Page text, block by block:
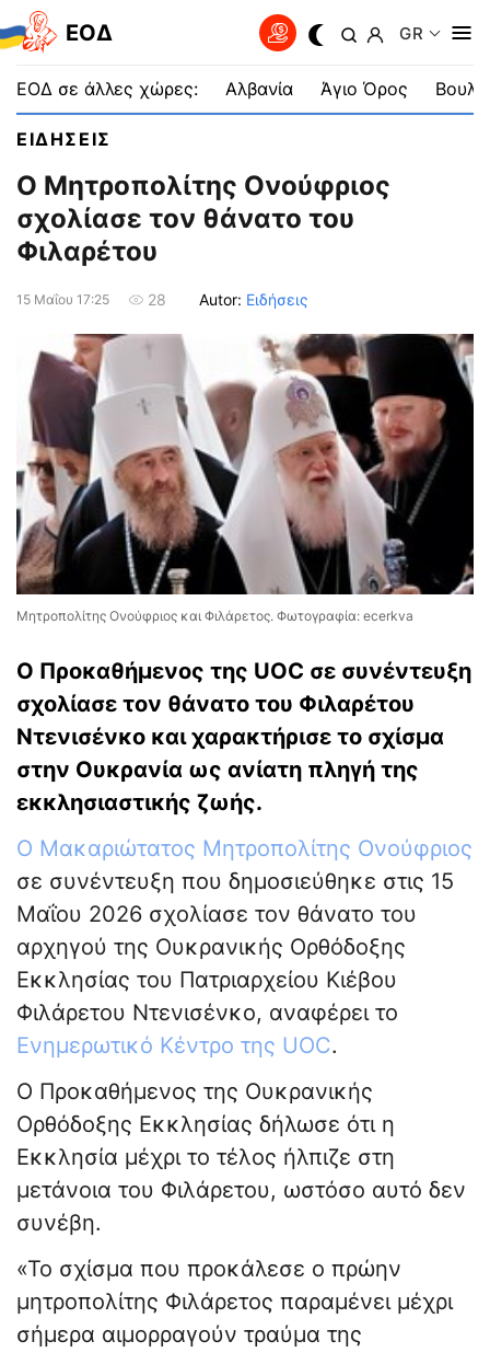
EOΔ GR
ΕΟΔ σε άλλες χώρες: Αλβανία Άγιο Όρος
ΕΙΔΗΣΕΙΣ
Ο Μητρоπολίτης Ονούφριος
σχολίασε τον θάνατο του
Φιλαρέτου
15 Μαΐου 17:25 28 Autor: Ειδήσεις
Μητροπολίτης Ονούφριος και Φιλάρετος. Φωτογραφία: ecerkva
Ο Προκαθήμενος της UOC σε συνέντευξη
σχολίασε τον θάνατο του Φιλαρέτου
Ντενισένκο και χαρακτήρισε το σχίσμα
στην Ουκρανία ως ανίατη πληγή της
εκκλησιαστικής ζωής.
Ο Μακαριώτατος Μητροπολίτης Ονούφριος
σε συνέντευξη που δημοσιεύθηκε στις 15
Μαΐου 2026 σχολίασε τον θάνατο του
αρχηγού της Ουκρανικής Ορθόδοξης
Εκκλησίας του Πατριαρχείου Κιέβου
Φιλάρετου Ντενισένκο, αναφέρει το
Ενημερωτικό Κέντρο της UOC.
Ο Προκαθήμενος της Ουκρανικής
Ορθόδοξης Εκκλησίας δήλωσε ότι η
Εκκλησία μέχρι το τέλος ήλπιζε στη
μετάνοια του Φιλάρετου, ωστόσο αυτό δεν
συνέβη.
«Το σχίσμα που προκάλεσε ο πρώην
μητροπολίτης Φιλάρετος παραμένει μέχρι
σήμερα αιμορραγούν τραύμα της